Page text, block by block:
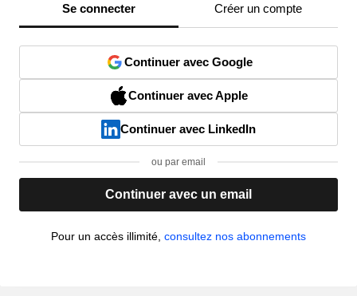
Se connecter Créer un compte
Continuer avec Google
Continuer avec Apple
Continuer avec LinkedIn
ou par email
Continuer avec un email
Pour un accès illimité, consultez nos abonnements